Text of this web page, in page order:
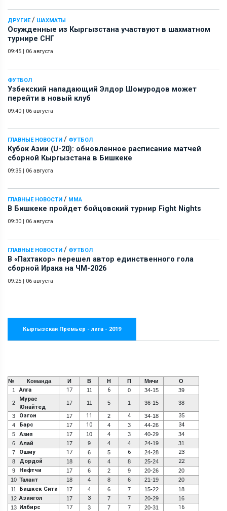
ДРУГИЕ/ ШАХМАТЫ
Осужденные из Кыргызстана участвуют в шахматном
турнире СНГ
09:45 | 06 августа
ФУТБОЛ
Узбекский нападающий Элдор Шомуродов может
перейти в новый клуб
09:40 | 06 августа
ГЛАВНЫЕ НОВОСТИ / ФУТБОЛ
Кубок Азии (U-20): обновленное расписание матчей
сборной Кыргызстана в Бишкеке
09:35 | 06 августа
ГЛАВНЫЕ НОВОСТИ / ММА
В Бишкеке пройдет бойцовский турнир Fight Nights
09:30 | 06 августа
ГЛАВНЫЕ НОВОСТИ / ФУТБОЛ
В «Пахтакор» перешел автор единственного гола
сборной Ирака на ЧМ-2026
09:25 | 06 августа
Кыргызская Премьер - лига - 2019
№ Команда И В Н П Мячи
О
1
Алга 17 11 6 0 34-15 39
2
Мурас
Юнайтед
17 11 5 1 36-15 38
3 Озгон 17 11 2 4 34-18 35
4 Барс 17 10 4 3 44-26 34
5 Азия 17 10 4 3 40-29
34
6
Алай 17 9 4 4 24-19
31
7
Ошму 17 6 5 6 24-28 23
8 Дордой 18 6 4 8 25-24 22
9 Нефтчи 17 6 2 9 20-26
20
10 Талант 18 4 8 6 21-19
20
11
Бишкек Сити 17 4 6 7 15-22
18
12 Азиягол 17 3 7 7 20-29
16
13 Илбирс 17 3 7 7 20-31 16